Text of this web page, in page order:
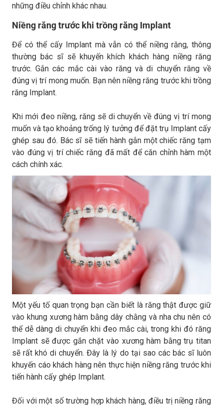
những điều chỉnh khác nhau.
Niềng răng trước khi trồng răng Implant
Để có thể cấy Implant mà vẫn có thể niềng răng, thông
thường bác sĩ sẽ khuyến khích khách hàng niềng răng
trước. Gắn các mắc cài vào răng và di chuyển răng về
đúng vị trí mong muốn. Bạn nên niềng răng trước khi trồng
răng Implant.
Khi mới đeo niềng, răng sẽ di chuyển về đúng vị trí mong
muốn và tạo khoảng trống lý tưởng để đặt trụ Implant cấy
ghép sau đó. Bác sĩ sẽ tiến hành gắn một chiếc răng tạm
vào đúng vị trí chiếc răng đã mất để căn chỉnh hàm một
cách chính xác.
Một yếu tố quan trọng bạn cần biết là răng thật được giữ
vào khung xương hàm bằng dây chằng và nha chu nên có
thể dễ dàng di chuyển khi đeo mắc cài, trong khi đó răng
Implant sẽ được gắn chặt vào xương hàm bằng trụ titan
sẽ rất khó di chuyển. Đây là lý do tại sao các bác sĩ luôn
khuyến cáo khách hàng nên thực hiện niềng răng trước khi
tiến hành cấy ghép Implant.
Đối với một số trường hợp khách hàng, điều trị niềng răng